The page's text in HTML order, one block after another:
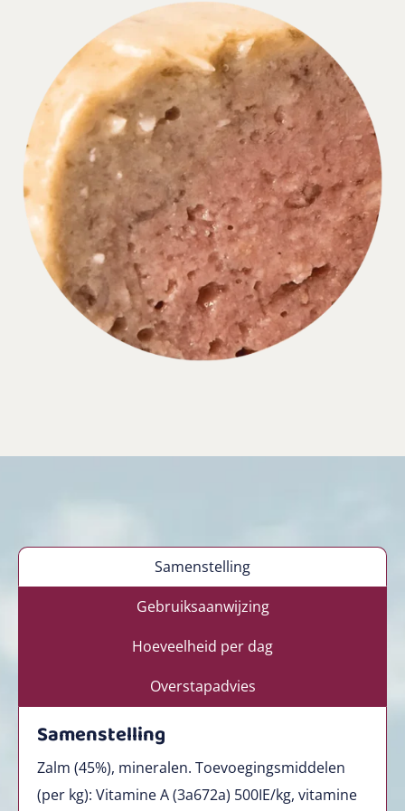
Samenstelling
Gebruiksaanwijzing
Hoeveelheid per dag
Overstapadvies
Samenstelling
Zalm (45%), mineralen. Toevoegingsmiddelen
(per kg): Vitamine A (3a672a) 500IE/kg, vitamine